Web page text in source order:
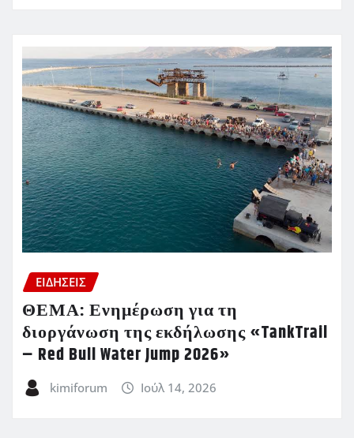
ΕΙΔΗΣΕΙΣ
ΘΕΜΑ: Ενημέρωση για τη
διοργάνωση της εκδήλωσης «TankTrail
– Red Bull Water Jump 2026»
kimiforum Ιούλ 14, 2026